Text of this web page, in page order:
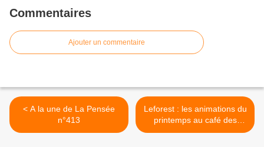
Commentaires
Ajouter un commentaire
< A la une de La Pensée
n°413
Leforest : les animations du
printemps au café des
enfants >